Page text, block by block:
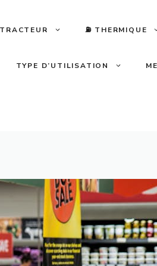
⛽️ THERMIQUE
TYPE D’UTILISATION